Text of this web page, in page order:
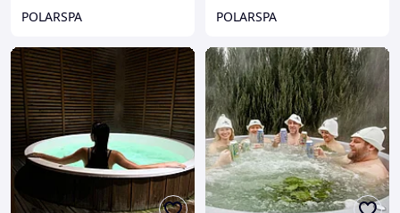
POLARSPA POLARSPA